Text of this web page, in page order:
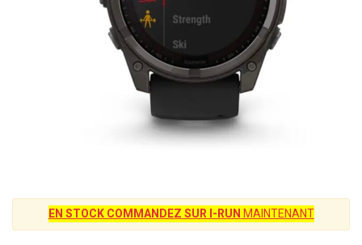
EN STOCK COMMANDEZ SUR I-RUNMAINTENANT